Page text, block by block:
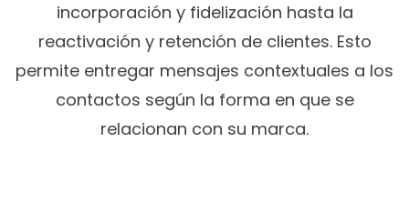
incorporación y fidelización hasta la
reactivación y retención de clientes. Esto
permite entregar mensajes contextuales a los
contactos según la forma en que se
relacionan con su marca.